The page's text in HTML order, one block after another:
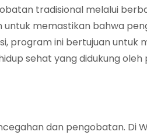
tradisional melalui
memastikan bahwa
program ini bertujuan untuk
sehat yang didukung
dan pengobatan. Di